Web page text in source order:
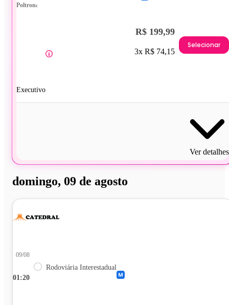
Poltrona
Executivo
R$ 199,99
3x R$ 74,15
Selecionar
Ver detalhes
domingo, 09 de agosto
01:20
09/08
Rodoviária Interestadual